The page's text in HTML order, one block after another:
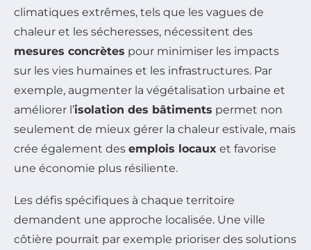
climatiques extrêmes, tels que les vagues de
chaleur et les sécheresses, nécessitent des
mesures concrètes pour minimiser les impacts
sur les vies humaines et les infrastructures. Par
exemple, augmenter la végétalisation urbaine et
améliorer l’isolation des bâtiments permet non
seulement de mieux gérer la chaleur estivale, mais
crée également des emplois locaux et favorise
une économie plus résiliente.
Les défis spécifiques à chaque territoire
demandent une approche localisée. Une ville
côtière pourrait par exemple prioriser des solutions